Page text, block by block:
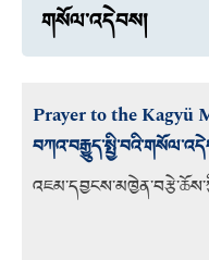
གསོལ་འདེབས།
Prayer to the Kagyü